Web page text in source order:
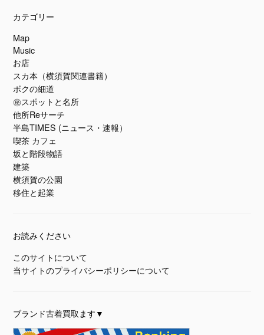
カテゴリー
Map
Music
お店
スカ本（横須賀関連書籍）
ボクの細道
㊙スポットと名所
他所Reサーチ
半島TIMES (ニュース・速報）
喫茶 カフェ
坂と階段物語
建築
横須賀の公園
移住と起業
お読みください
このサイトについて
当サイトのプライバシーポリシーについて
ブランド古着買取ます▼